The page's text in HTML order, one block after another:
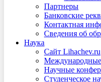
Партнеры
Банковские
Контактная
Сведения об
Наука
Сайт Lihachev.ru
Международные
Научные
Студенческое